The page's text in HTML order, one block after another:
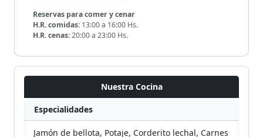
Reservas para comer y cenar
H.R. comidas: 13:00 a 16:00 Hs.
H.R. cenas:20:00 a 23:00 Hs.
Nuestra Cocina
Especialidades
Jamón de bellota, Potaje, Corderito lechal, Carnes